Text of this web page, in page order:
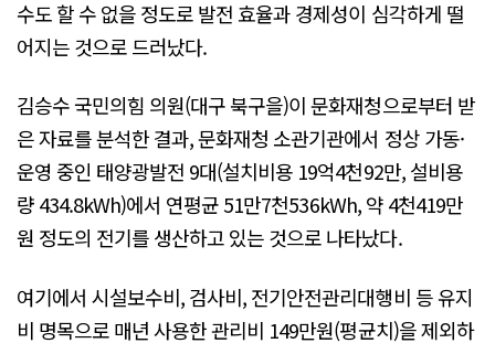
수도 할 수 없을 정도로 발전 효율과 경제성이 심각하게 떨
어지는 것으로 드러났다.
김승수 국민의힘 의원(대구 북구을)이 문화재청으로부터 받
은 자료를 분석한 결과, 문화재청 소관기관에서 정상 가동·
운영 중인 태양광발전 9대(설치비용 19억4천92만, 설비용
량 434.8kWh)에서 연평균 51만7천536kWh, 약 4천419만
원 정도의 전기를 생산하고 있는 것으로 나타났다.
여기에서 시설보수비, 검사비, 전기안전관리대행비 등 유지
비 명목으로 매년 사용한 관리비 149만원(평균치)을 제외하